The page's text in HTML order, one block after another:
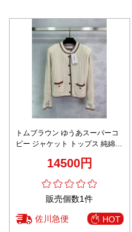
トムブラウン ゆうあスーパーコ
ピー ジャケット トップス 純綿
優雅 ホワイト14500円
販売個数1件
佐川急便 HOT